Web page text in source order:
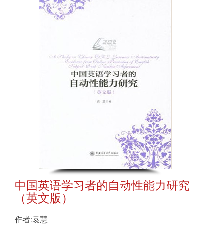
中国英语学习者的自动性能力研究
（英文版）
作者:袁慧